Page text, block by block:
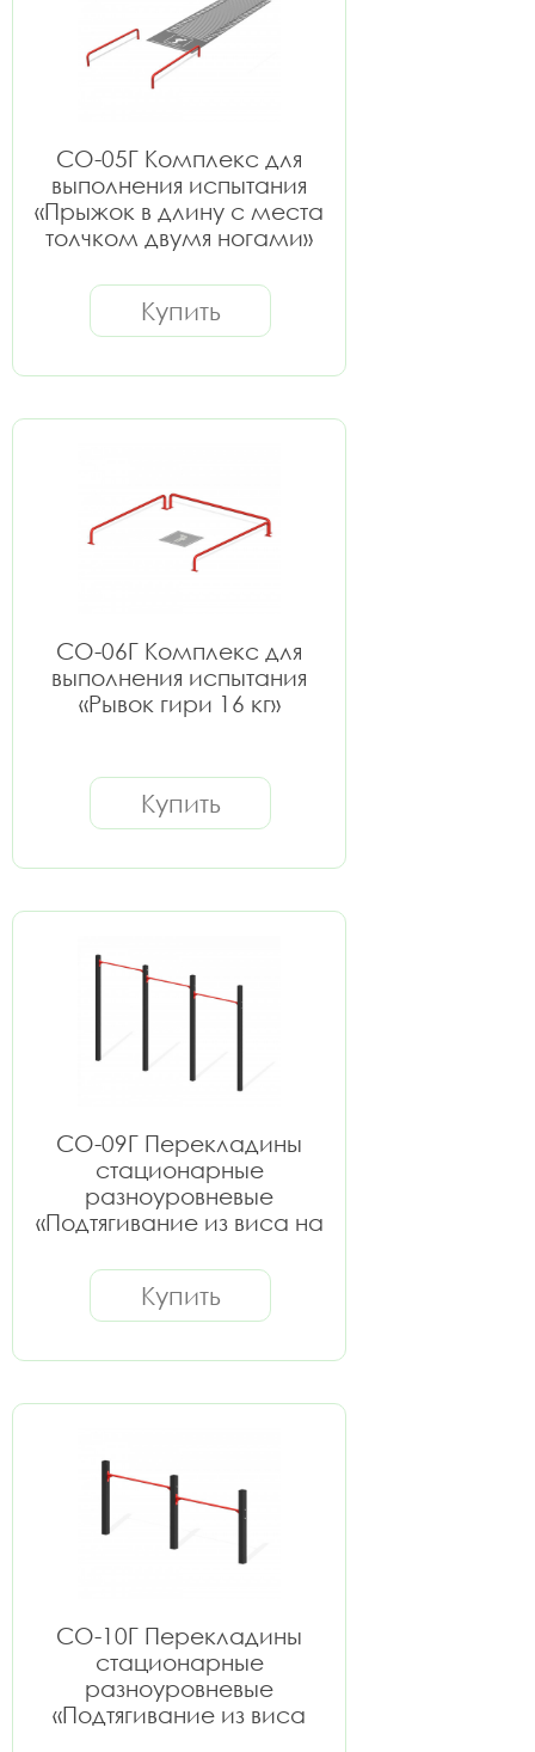
СО-05Г Комплекс для
выполнения испытания
«Прыжок в длину с места
толчком двумя ногами»
Купить
СО-06Г Комплекс для
выполнения испытания
«Рывок гири 16 кг»
Купить
СО-09Г Перекладины
стационарные
разноуровневые
«Подтягивание из виса на
Купить
СО-10Г Перекладины
стационарные
разноуровневые
«Подтягивание из виса